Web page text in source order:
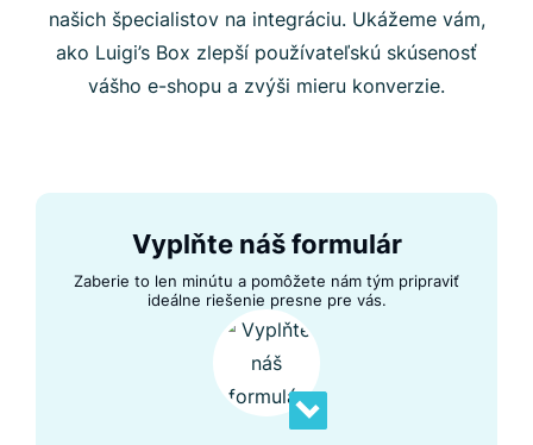
našich špecialistov na integráciu. Ukážeme vám,
ako Luigi’s Box zlepší používateľskú skúsenosť
vášho e-shopu a zvýši mieru konverzie.
Vyplňte náš formulár
Zaberie to len minútu a pomôžete nám tým pripraviť
ideálne riešenie presne pre vás.